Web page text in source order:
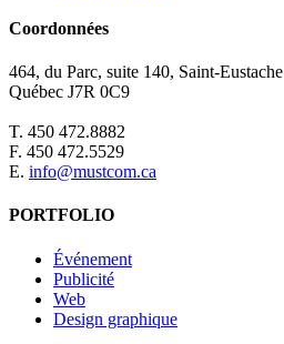
Coordonnées
464, du Parc, suite 140, Saint-Eustache
Québec J7R 0C9
T. 450 472.8882
F. 450 472.5529
E. info@mustcom.ca
PORTFOLIO
Événement
Publicité
Web
Design graphique